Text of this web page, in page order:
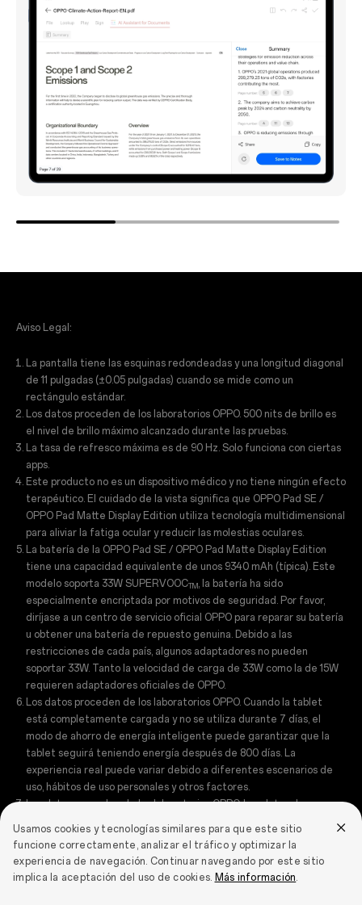
Usamos cookies y tecnologías similares para que este sitio
funcione correctamente, analizar el tráfico y optimizar la
experiencia de navegación. Continuar navegando por este sitio
implica la aceptación del uso de cookies. Más información.
Aviso Legal:
La pantalla tiene las esquinas redondeadas y una longitud diagonal
de 11 pulgadas (±0.05 pulgadas) cuando se mide como un
rectángulo estándar.
Los datos proceden de los laboratorios OPPO. 500 nits de brillo es
el nivel de brillo máximo alcanzado durante las pruebas.
La tasa de refresco máxima es de 90 Hz. Solo funciona con ciertas
apps.
Este producto no es un dispositivo médico y no tiene ningún efecto
terapéutico. El cuidado de la vista significa que OPPO Pad SE /
OPPO Pad Matte Display Edition utiliza tecnología multidimensional
para aliviar la fatiga ocular y reducir las molestias oculares.
La batería de la OPPO Pad SE / OPPO Pad Matte Display Edition
tiene una capacidad equivalente de unos 9340 mAh (típica). Este
modelo soporta 33W SUPERVOOCTM, la batería ha sido
especialmente encriptada por motivos de seguridad. Por favor,
diríjase a un centro de servicio oficial OPPO para reparar su batería
u obtener una batería de repuesto genuina. Debido a las
restricciones de cada país, algunos adaptadores no pueden
soportar 33W. Tanto la velocidad de carga de 33W como la de 15W
requieren adaptadores oficiales de OPPO.
Los datos proceden de los laboratorios OPPO. Cuando la tablet
está completamente cargada y no se utiliza durante 7 días, el
modo de ahorro de energía inteligente puede garantizar que la
tablet seguirá teniendo energía después de 800 días. La
experiencia real puede variar debido a diferentes escenarios de
uso, hábitos de uso personales y otros factores.
Los datos proceden de los laboratorios OPPO. Los datos de
completamente cargada. La duración real de la batería puede
variar ligeramente en función de la resolución de vídeo y de
factores ambientales, entre ellos, el entorno de red, las funciones